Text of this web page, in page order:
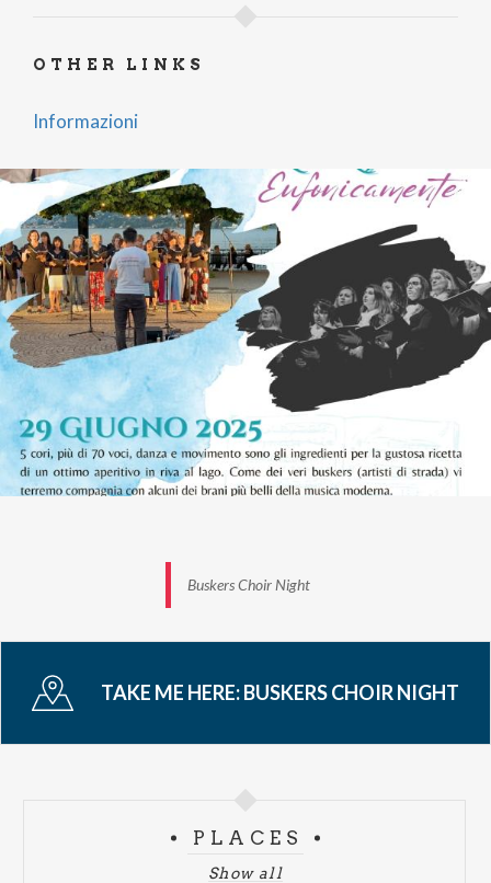
OTHER LINKS
Informazioni
Buskers Choir Night
TAKE ME HERE:BUSKERS CHOIR NIGHT
PLACES
Show all